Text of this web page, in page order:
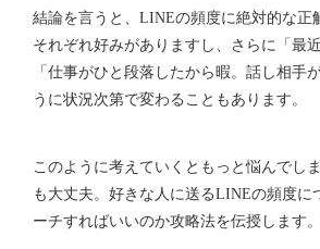
結論を言うと、LINEの頻度に絶対的な正
それぞれ好みがありますし、さらに「最
「仕事がひと段落したから暇。話し相手
うに状況次第で変わることもあります。
このように考えていくともっと悩んでし
も大丈夫。好きな人に送るLINEの頻度に
ーチすればいいのか攻略法を伝授します。